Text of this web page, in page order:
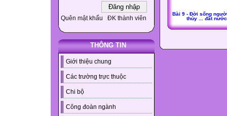
Quên mật khẩu ĐK thành viên
THÔNG TIN
Giới thiệu chung
Các trường trực thuộc
Chi bộ
Công đoàn ngành
Bài 9 - Đời sống
thủy ... đất